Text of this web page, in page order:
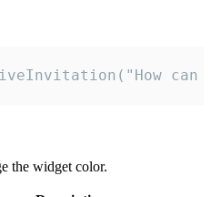
the widget color.